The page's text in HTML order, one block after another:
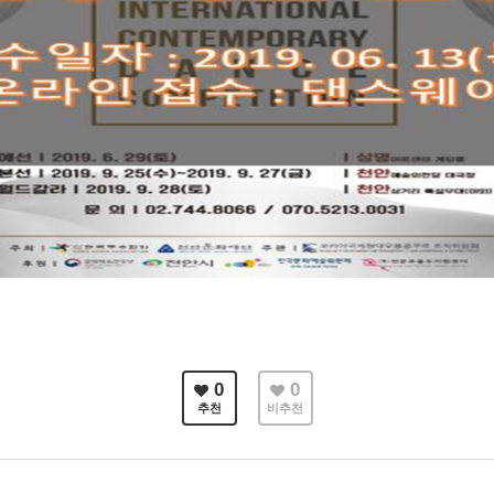
0
추천
0
비추천